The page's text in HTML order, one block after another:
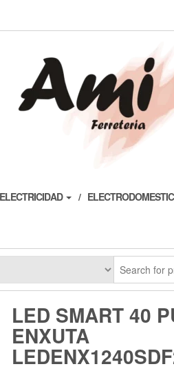
ELECTRICIDAD
LED SMART 40
ENXUTA